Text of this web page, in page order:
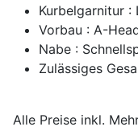
Kurbelgarnitur :
Vorbau : A-
Nabe :
Zulässiges
Alle Preise inkl.